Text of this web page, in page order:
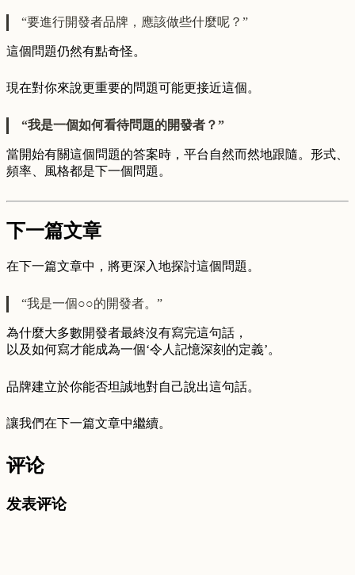
“要進行開發者品牌，應該做些什麼呢？”
這個問題仍然有點奇怪。
現在對你來說更重要的問題可能更接近這個。
“我是一個如何看待問題的開發者？”
當開始有關這個問題的答案時，平台自然而然地跟隨。形式、
頻率、風格都是下一個問題。
下一篇文章
在下一篇文章中，將更深入地探討這個問題。
“我是一個○○的開發者。”
為什麼大多數開發者最終沒有寫完這句話，
以及如何寫才能成為一個‘令人記憶深刻的定義’。
品牌建立於你能否坦誠地對自己說出這句話。
讓我們在下一篇文章中繼續。
评论
发表评论